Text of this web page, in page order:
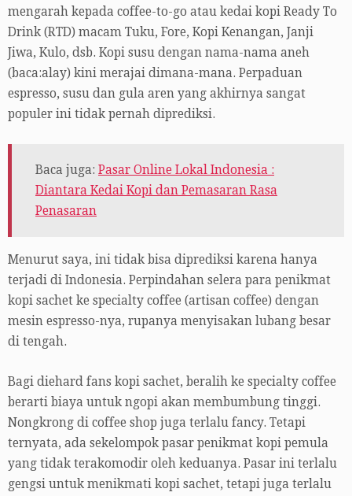
mengarah kepada coffee-to-go atau kedai kopi Ready To
Drink (RTD) macam Tuku, Fore, Kopi Kenangan, Janji
Jiwa, Kulo, dsb. Kopi susu dengan nama-nama aneh
(baca:alay) kini merajai dimana-mana. Perpaduan
espresso, susu dan gula aren yang akhirnya sangat
populer ini tidak pernah diprediksi.
Baca juga: Pasar Online Lokal Indonesia :
Diantara Kedai Kopi dan Pemasaran Rasa
Penasaran
Menurut saya, ini tidak bisa diprediksi karena hanya
terjadi di Indonesia. Perpindahan selera para penikmat
kopi sachet ke specialty coffee (artisan coffee) dengan
mesin espresso-nya, rupanya menyisakan lubang besar
di tengah.
Bagi diehard fans kopi sachet, beralih ke specialty coffee
berarti biaya untuk ngopi akan membumbung tinggi.
Nongkrong di coffee shop juga terlalu fancy. Tetapi
ternyata, ada sekelompok pasar penikmat kopi pemula
yang tidak terakomodir oleh keduanya. Pasar ini terlalu
gengsi untuk menikmati kopi sachet, tetapi juga terlalu